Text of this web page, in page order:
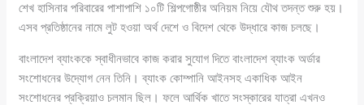
শেখ হাসিনার পরিবারের পাশাপাশি ১০টি শিল্পগোষ্ঠীর অনিয়ম নিয়ে যৌথ তদন্ত শুরু হয়।
এসব প্রতিষ্ঠানের নামে লুট হওয়া অর্থ দেশে ও বিদেশ থেকে উদ্ধারে কাজ চলছে।
বাংলাদেশ ব্যাংককে স্বাধীনভাবে কাজ করার সুযোগ দিতে বাংলাদেশ ব্যাংক অর্ডার
সংশোধনের উদ্যোগ নেন তিনি। ব্যাংক কোম্পানি আইনসহ একাধিক আইন
সংশোধনের প্রক্রিয়াও চলমান ছিল। ফলে আর্থিক খাতে সংস্কারের যাত্রা এখনও